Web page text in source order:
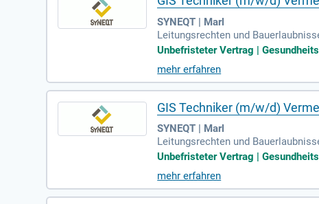
SYNEQT | Marl
Leitungsrechten und
Betreuung bestehender
Unbefristeter Vertrag |
mehr erfahren
GIS Techniker (m/w/d)
SYNEQT | Marl
Leitungsrechten und
Betreuung bestehender
Unbefristeter Vertrag |
mehr erfahren